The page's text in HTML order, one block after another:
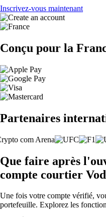
Inscrivez-vous maintenant
Conçu pour la
Partenaires
Que faire après
compte courtier
Une fois votre compte vérifié,
portefeuille. Explorez les